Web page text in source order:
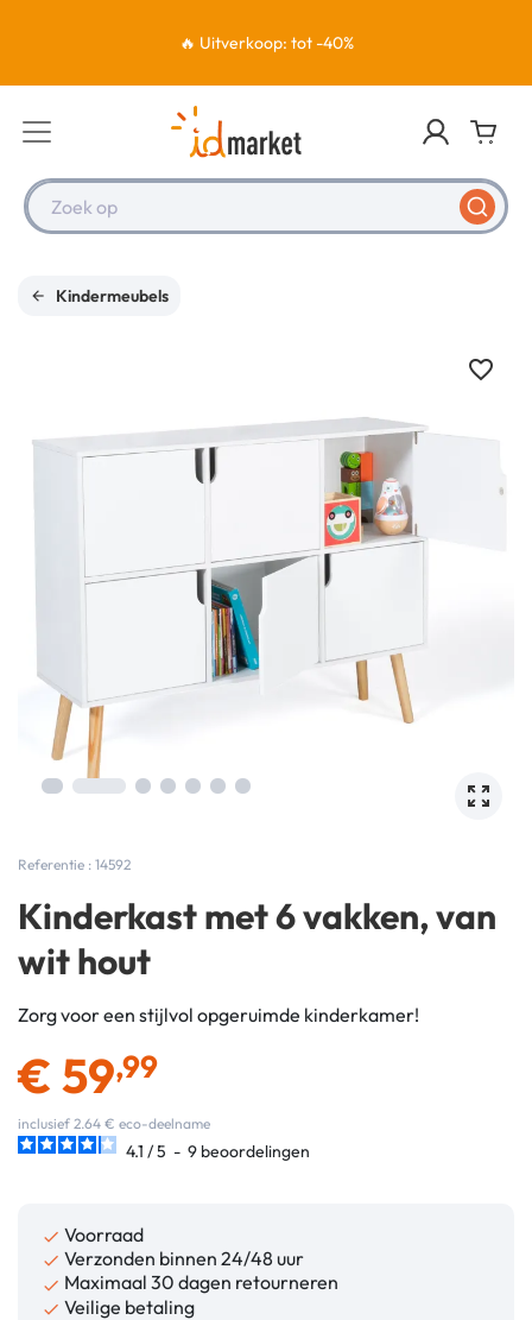
🔥 Uitverkoop: tot -40%
Zoek op
Kindermeubels
Referentie : 14592
Kinderkast met 6 vakken, van
wit hout
Zorg voor een stijlvol opgeruimde kinderkamer!
€ 59,99
inclusief 2.64 € eco-deelname
4.1 /5 - 9 beoordelingen
 Voorraad
 Verzonden binnen 24/48 uur
 Maximaal 30 dagen retourneren
 Veilige betaling
favorite_border